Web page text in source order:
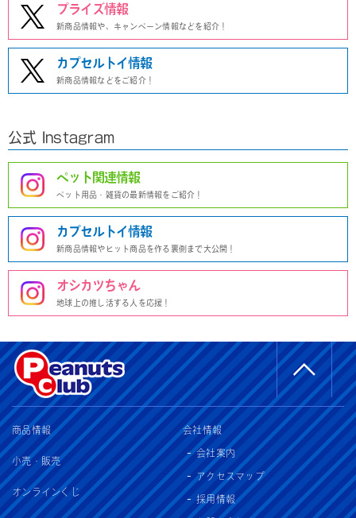
プライズ情報
新商品情報や、キャンペーン情報などを紹介！
カプセルトイ情報
新商品情報などをご紹介！
公式 Instagram
ペット関連情報
ペット用品・雑貨の最新情報をご紹介！
カプセルトイ情報
新商品情報やヒット商品を作る裏側まで大公開！
オシカツちゃん
地球上の推し活する人を応援！
商品情報
小売・販売
オンラインくじ
会社情報
会社案内
アクセスマップ
採用情報